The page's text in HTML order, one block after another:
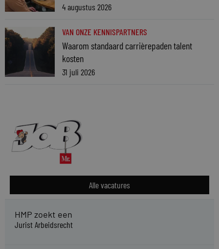
4 augustus 2026
VAN ONZE KENNISPARTNERS
Waarom standaard carrièrepaden talent
kosten
31 juli 2026
Alle vacatures
HMP zoekt een
Jurist Arbeidsrecht